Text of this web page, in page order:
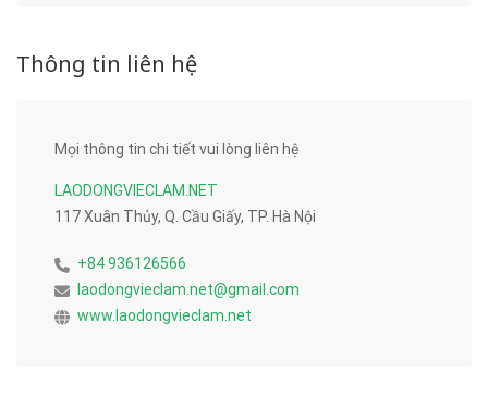
Thông tin liên hệ
Mọi thông tin chi tiết vui lòng liên hệ
LAODONGVIECLAM.NET
117 Xuân Thủy, Q. Cầu Giấy, TP. Hà Nội
+84 936126566
laodongvieclam.net@gmail.com
www.laodongvieclam.net